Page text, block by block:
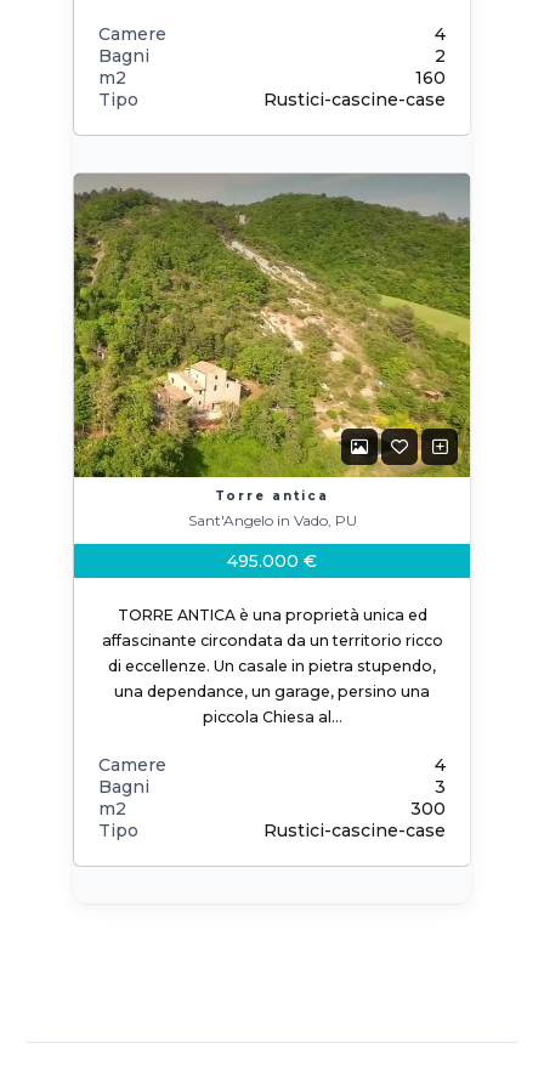
Camere
4
Bagni
2
m2
160
Tipo
Rustici-cascine-case
Torre antica
Sant'Angelo in Vado, PU
495.000 €
TORRE ANTICA è una proprietà unica ed
affascinante circondata da un territorio ricco
di eccellenze. Un casale in pietra stupendo,
una dependance, un garage, persino una
piccola Chiesa al…
Camere
4
Bagni
3
m2
300
Tipo
Rustici-cascine-case